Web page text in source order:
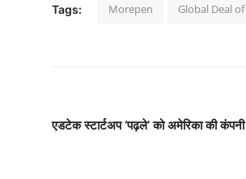
Tags: Morepen Global Deal
एडटेक स्टार्टअप ‘पढ़ले’ को अमेरिका की